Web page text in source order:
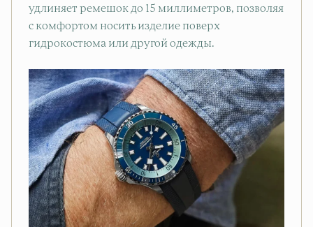
удлиняет ремешок до 15 миллиметров, позволяя
с комфортом носить изделие поверх
гидрокостюма или другой одежды.